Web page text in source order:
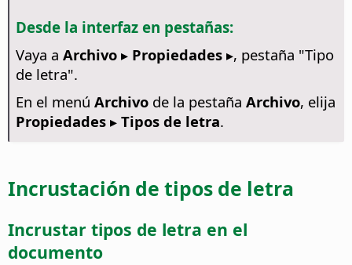
Desde la interfaz en pestañas:
Vaya a Archivo ▸ Propiedades ▸, pestaña "Tipo
de letra".
En el menú Archivode la pestaña Archivo, elija
Propiedades ▸ Tipos de letra.
Incrustación de tipos de letra
Incrustar tipos de letra en el
documento